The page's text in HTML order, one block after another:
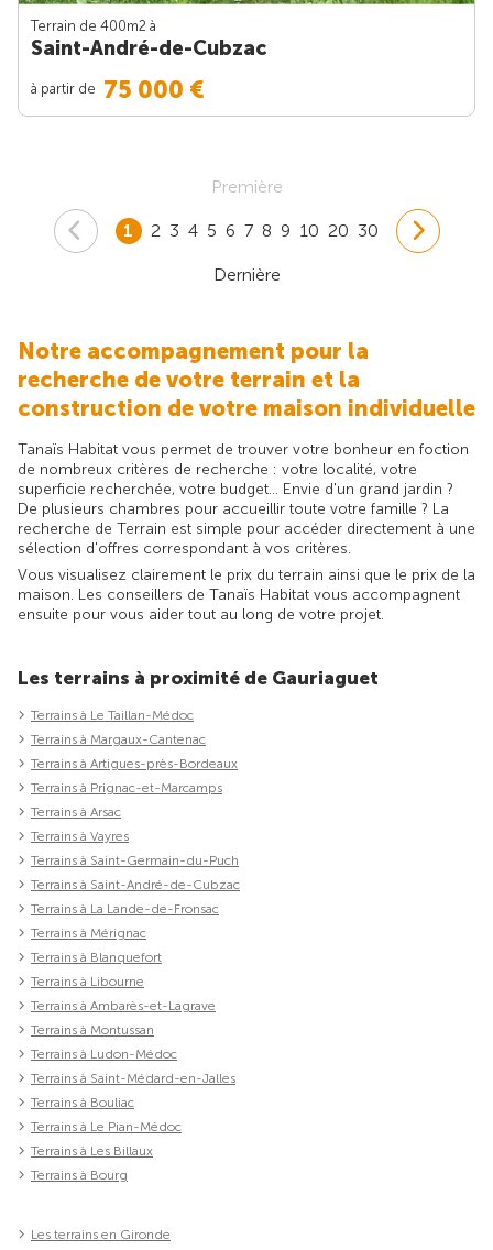
Terrain de 400m2 à
Saint-André-de-Cubzac
à partir de 75 000 €
Première
1 2 3 4 5 6 7 8 9 10 20 30
Dernière
Notre accompagnement pour la
recherche de votre terrain et la
construction de votre maison individuelle
Tanaïs Habitat vous permet de trouver votre bonheur en foction
de nombreux critères de recherche : votre localité, votre
superficie recherchée, votre budget... Envie d'un grand jardin ?
De plusieurs chambres pour accueillir toute votre famille ? La
recherche de Terrain est simple pour accéder directement à une
sélection d'offres correspondant à vos critères.
Vous visualisez clairement le prix du terrain ainsi que le prix de la
maison. Les conseillers de Tanaïs Habitat vous accompagnent
ensuite pour vous aider tout au long de votre projet.
Les terrains à proximité de Gauriaguet
Terrains à Le Taillan-Médoc
Terrains à Margaux-Cantenac
Terrains à Artigues-près-Bordeaux
Terrains à Prignac-et-Marcamps
Terrains à Arsac
Terrains à Vayres
Terrains à Saint-Germain-du-Puch
Terrains à Saint-André-de-Cubzac
Terrains à La Lande-de-Fronsac
Terrains à Mérignac
Terrains à Blanquefort
Terrains à Libourne
Terrains à Ambarès-et-Lagrave
Terrains à Montussan
Terrains à Ludon-Médoc
Terrains à Saint-Médard-en-Jalles
Terrains à Bouliac
Terrains à Le Pian-Médoc
Terrains à Les Billaux
Terrains à Bourg
Les terrains en Gironde